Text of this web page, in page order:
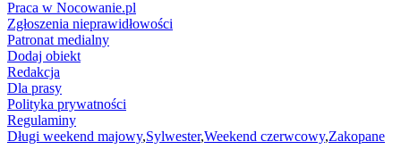
Praca w Nocowanie.pl
Zgłoszenia nieprawidłowości
Patronat medialny
Dodaj obiekt
Redakcja
Dla prasy
Polityka prywatności
Regulaminy
Długi weekend majowy,Sylwester,Weekend czerwcowy,Zakopane